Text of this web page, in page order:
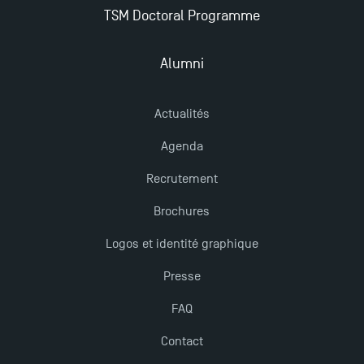
TSM Doctoral Programme
Alumni
Actualités
Agenda
Recrutement
Brochures
Logos et identité graphique
Presse
FAQ
Contact